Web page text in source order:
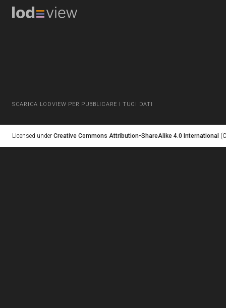
SCARICA LODVIEW PER PUBBLICARE I TUOI DATI
Licensed under Creative Commons Attribution-ShareAlike 4.0 International